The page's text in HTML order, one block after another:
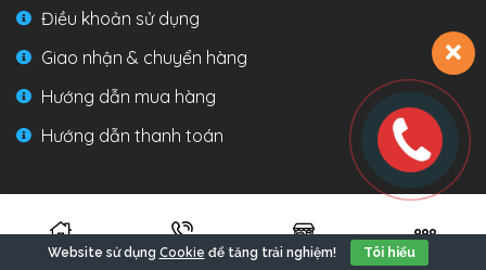
Điều khoản sử dụng
Giao nhận & chuyển hàng
Hướng dẫn mua hàng
Hướng dẫn thanh toán
Liên hệ
Hotline:
Website sử dụng Cookie để tăng trải nghiệm! Tôi hiểu